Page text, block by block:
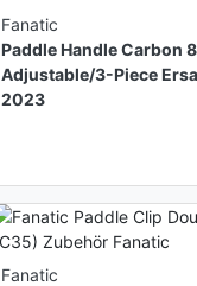
Fanatic
Paddle Handle Carbon
Adjustable/3-Piece
2023
Fanatic